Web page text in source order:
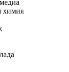
химия